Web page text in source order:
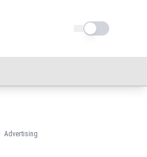
Schimba tema
Advertising